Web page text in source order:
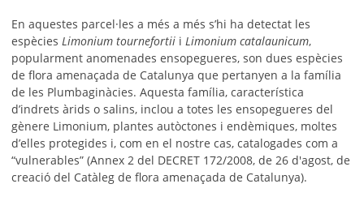
En aquestes parcel·les a més a més s’hi ha detectat les
espèciesLimonium tournefortii iLimonium catalaunicum,
popularment anomenades ensopegueres, son dues espècies
de flora amenaçada de Catalunya que pertanyen a la família
de les Plumbaginàcies. Aquesta família, característica
d’indrets àrids o salins, inclou a totes les ensopegueres del
gènere Limonium, plantes autòctones i endèmiques, moltes
d’elles protegides i, com en el nostre cas, catalogades com a
“vulnerables” (Annex 2 del DECRET 172/2008, de 26 d'agost, de
creació del Catàleg de flora amenaçada de Catalunya).